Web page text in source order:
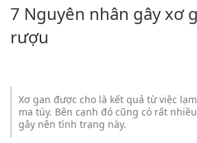
7 Nguyên nhân gây xơ
rượu
Xơ gan được cho là kết quả từ việc
ma túy. Bên cạnh đó cũng có rất
gây nên tình trạng này.